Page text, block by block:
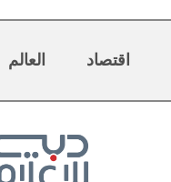
اقتصاد العالم